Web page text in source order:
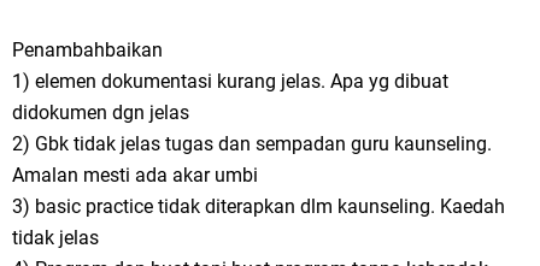
Penambahbaikan
1) elemen dokumentasi kurang jelas. Apa yg dibuat
didokumen dgn jelas
2) Gbk tidak jelas tugas dan sempadan guru kaunseling.
Amalan mesti ada akar umbi
3) basic practice tidak diterapkan dlm kaunseling. Kaedah
tidak jelas